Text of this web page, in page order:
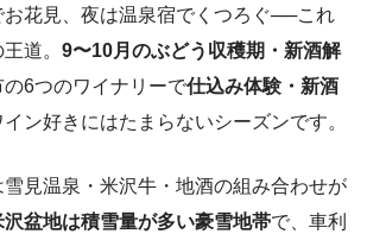
お花見、夜は温泉宿でくつろぐ──これ
道。 9〜10月のぶどう収穫期・新酒解
の6つのワイナリーで仕込み体験・新酒
ン好きにはたまらないシーズンです。
見温泉・米沢牛・地酒の組み合わせが
沢盆地は積雪量が多い豪雪地帯で、車利